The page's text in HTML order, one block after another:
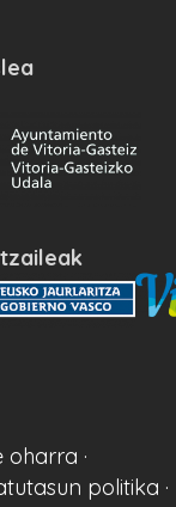
oharra ·
politika ·